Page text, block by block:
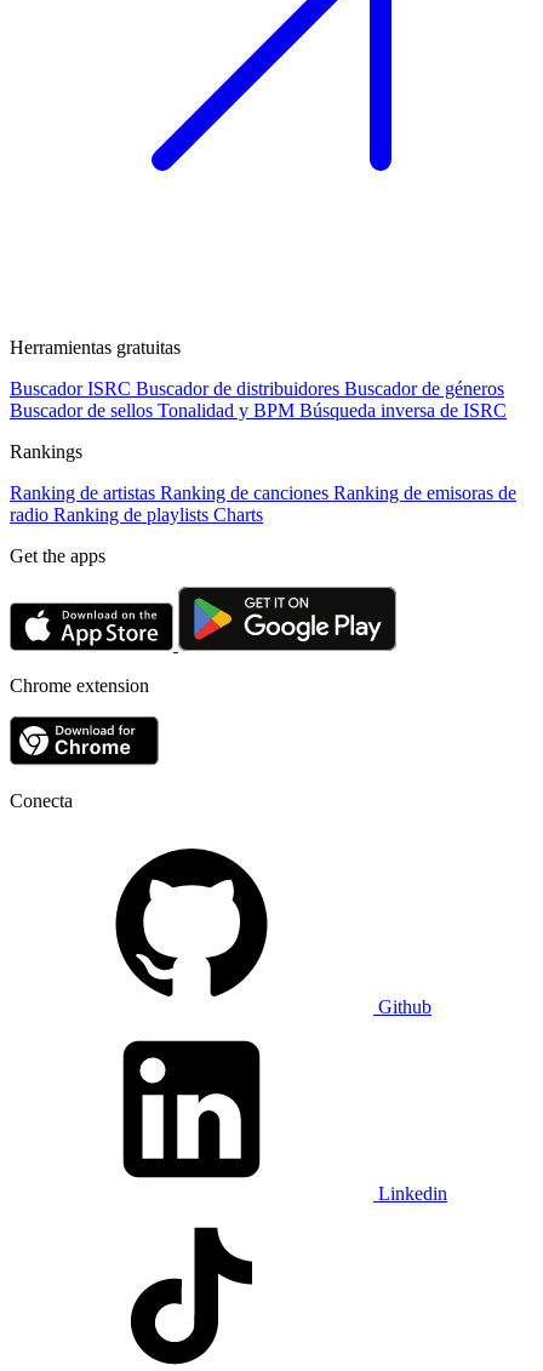
Herramientas gratuitas
Buscador ISRC Buscador de distribuidores Buscador de géneros
Buscador de sellos Tonalidad y BPM Búsqueda inversa de ISRC
Rankings
Ranking de artistas Ranking de canciones Ranking de emisoras de
radio Ranking de playlists Charts
Get the apps
Chrome extension
Conecta
Github
Linkedin